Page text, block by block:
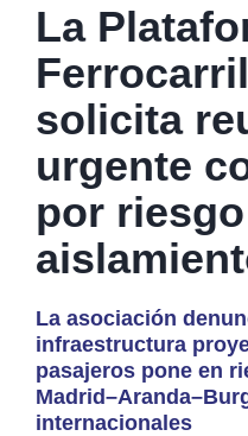
La
solicita
urgente
por
La asociación
infraestructura
pasajeros pone en
internacionales